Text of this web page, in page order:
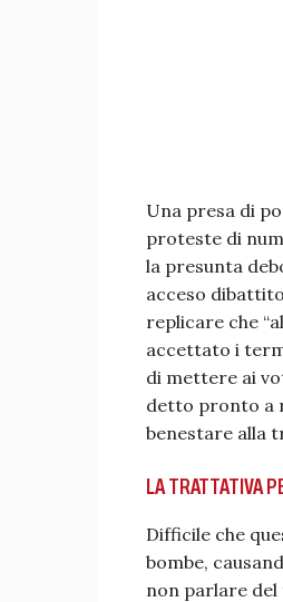
Una presa di
proteste di
la presunta
acceso
replicare che
accettato i
di mettere ai
detto pronto a
benestare alla
LA TRATTATIVA
Difficile che
bombe,
non parlare